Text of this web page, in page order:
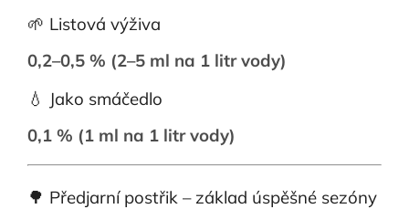
🌱 Listová výživa
0,2–0,5 % (2–5 ml na 1 litr vody)
💧 Jako smáčedlo
0,1 % (1 ml na 1 litr vody)
🌳 Předjarní postřik – základ úspěšné sezóny